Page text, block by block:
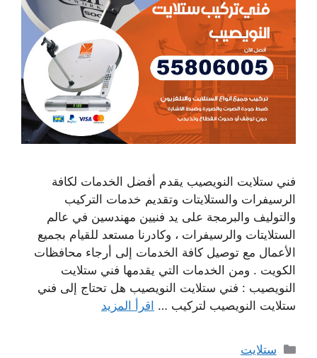
فني ستلايت النويصيب يقدم أفضل الخدمات لكافة
الرسيفرات والستلايتات وتقديم خدمات التركيب
والتوليف والبرمجة على يد فنيين مهندسين في عالم
الستلايتات والرسيفرات ، وكادرنا مستعد للقيام بجميع
الأعمال مع توصيل كافة الخدمات إلى أرجاء محافظات
الكويت . ومن الخدمات التي يقدمها فني ستلايت
النويصيب : فني ستلايت النويصيب هل تحتاج إلى فني
ستلايت النويصيب لتركيب … اقرأ المزيد
التصنيفات
ستلايت